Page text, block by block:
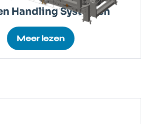
Handling Systemen
Meer lezen